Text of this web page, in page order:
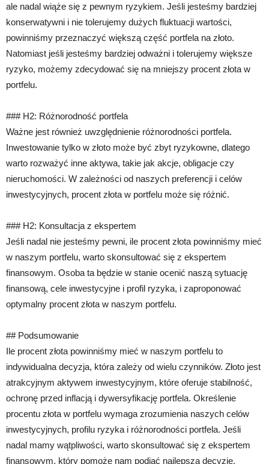
ale nadal wiąże się z pewnym ryzykiem. Jeśli jesteśmy bardziej
konserwatywni i nie tolerujemy dużych fluktuacji wartości,
powinniśmy przeznaczyć większą część portfela na złoto.
Natomiast jeśli jesteśmy bardziej odważni i tolerujemy większe
ryzyko, możemy zdecydować się na mniejszy procent złota w
portfelu.
### H2: Różnorodność portfela
Ważne jest również uwzględnienie różnorodności portfela.
Inwestowanie tylko w złoto może być zbyt ryzykowne, dlatego
warto rozważyć inne aktywa, takie jak akcje, obligacje czy
nieruchomości. W zależności od naszych preferencji i celów
inwestycyjnych, procent złota w portfelu może się różnić.
### H2: Konsultacja z ekspertem
Jeśli nadal nie jesteśmy pewni, ile procent złota powinniśmy mieć
w naszym portfelu, warto skonsultować się z ekspertem
finansowym. Osoba ta będzie w stanie ocenić naszą sytuację
finansową, cele inwestycyjne i profil ryzyka, i zaproponować
optymalny procent złota w naszym portfelu.
## Podsumowanie
Ile procent złota powinniśmy mieć w naszym portfelu to
indywidualna decyzja, która zależy od wielu czynników. Złoto jest
atrakcyjnym aktywem inwestycyjnym, które oferuje stabilność,
ochronę przed inflacją i dywersyfikację portfela. Określenie
procentu złota w portfelu wymaga zrozumienia naszych celów
inwestycyjnych, profilu ryzyka i różnorodności portfela. Jeśli
nadal mamy wątpliwości, warto skonsultować się z ekspertem
finansowym, który pomoże nam podjąć najlepszą decyzję.